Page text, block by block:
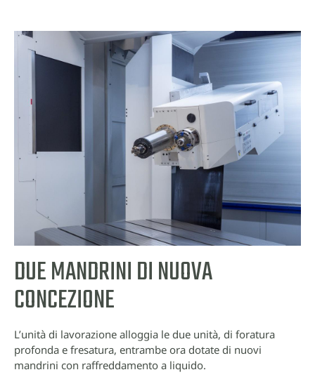
DUE MANDRINI DI NUOVA
CONCEZIONE
L’unità di lavorazione alloggia le due unità, di foratura
profonda e fresatura, entrambe ora dotate di nuovi
mandrini con raffreddamento a liquido.